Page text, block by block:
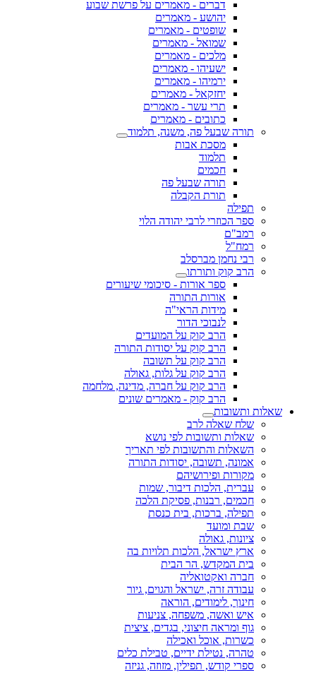
דברים - מאמרים על פרשת שבוע
יהושע - מאמרים
שופטים - מאמרים
שמואל - מאמרים
מלכים - מאמרים
ישעיהו - מאמרים
ירמיהו - מאמרים
יחזקאל - מאמרים
תרי עשר - מאמרים
כתובים - מאמרים
תורה שבעל פה, משנה, תלמוד
מסכת אבות
תלמוד
חכמים
תורה שבעל פה
תורת הקבלה
תפילה
ספר הכוזרי לרבי יהודה הלוי
רמב"ם
רמח"ל
רבי נחמן מברסלב
הרב קוק ותורתו
ספר אורות - סיכומי שיעורים
אורות התורה
מידות הראי"ה
לנבוכי הדור
הרב קוק על המועדים
הרב קוק על יסודות התורה
הרב קוק על תשובה
הרב קוק על גלות, גאולה
הרב קוק על חברה, מדינה, מלחמה
הרב קוק - מאמרים שונים
שאלות ותשובות
שלח שאלה לרב
שאלות ותשובות לפי נושא
השאלות והתשובות לפי תאריך
אמונה, תשובה, יסודות התורה
מקורות ופירושיהם
עברית, הלכות דיבור, שמות
חכמים, רבנות, פסיקת הלכה
תפילה, ברכות, בית כנסת
שבת ומועד
ציונות, גאולה
ארץ ישראל, הלכות תלויות בה
בית המקדש, הר הבית
חברה ואקטואליה
עבודה זרה, ישראל והגוים, גיור
חינוך, לימודים, הוראה
איש ואשה, משפחה, צניעות
גוף ומראה חיצוני, בגדים, ציצית
כשרות, אוכל ואכילה
טהרה, נטילת ידיים, טבילת כלים
ספרי קודש, תפילין, מזוזה, גניזה